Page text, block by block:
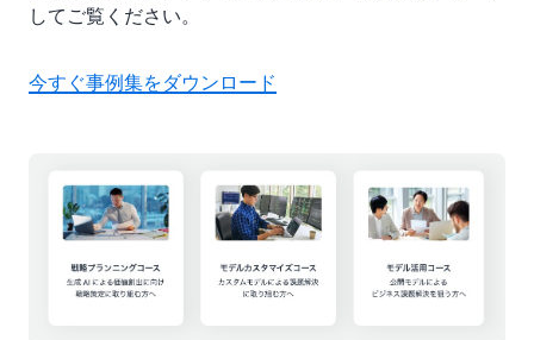
してご覧ください。
今すぐ事例集をダウンロード